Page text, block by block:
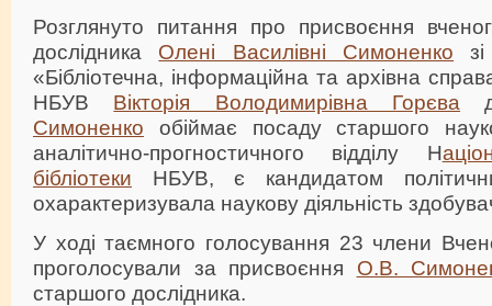
Розглянуто питання про присвоєння
дослідника Олені Василівні Симоненко
«Бібліотечна, інформаційна та архівна
НБУВ Вікторія Володимирівна Горєва
Симоненко обіймає посаду старшого
аналітично-прогностичного відділу Н
бібліотеки НБУВ, є кандидатом
охарактеризувала наукову діяльність
У ході таємного голосування 23 члени
проголосували за присвоєння О.В.
старшого дослідника.